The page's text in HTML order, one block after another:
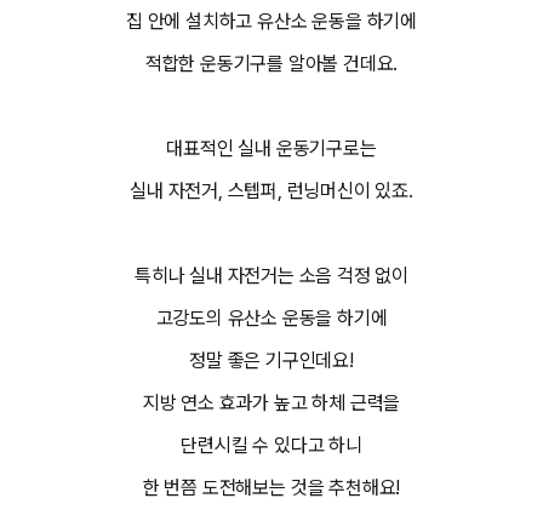
집 안에 설치하고 유산소 운동을 하기에
적합한 운동기구를 알아볼 건데요.
대표적인 실내 운동기구로는
실내 자전거, 스텝퍼, 런닝머신이 있죠.
특히나 실내 자전거는 소음 걱정 없이
고강도의 유산소 운동을 하기에
정말 좋은 기구인데요!
지방 연소 효과가 높고 하체 근력을
단련시킬 수 있다고 하니
한 번쯤 도전해보는 것을 추천해요!